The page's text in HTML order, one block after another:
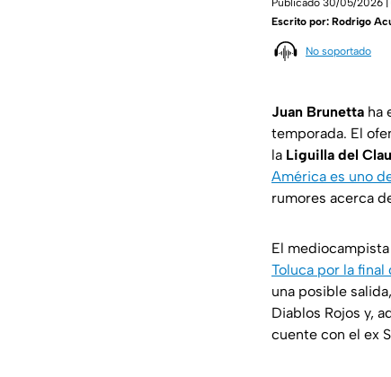
Publicado 30/05/2026 |
Escrito por: Rodrigo
No soportado
Juan Brunetta ha
temporada. El
la Liguilla del
América es uno
rumores acerca
El
Toluca por la final
una posible
Diablos Rojos y,
cuente con el ex